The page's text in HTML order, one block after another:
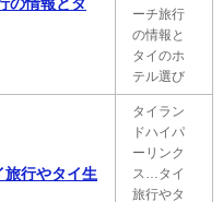
ーチ旅行
の情報と
タイのホ
テル選び
行やタイ生
タイラン
ドハイパ
ーリンク
ス…タイ
旅行やタ